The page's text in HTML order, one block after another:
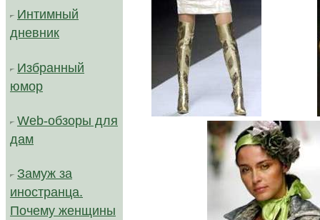
Интимный
дневник
Избранный
юмор
Web-обзоры для
дам
Замуж за
иностранца.
Почему женщины